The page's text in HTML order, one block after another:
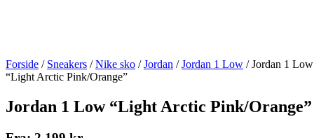
Forside / Sneakers /Nike sko /Jordan /Jordan 1 Low / Jordan 1 Low
“Light Arctic Pink/Orange”
Jordan 1 Low “Light Arctic Pink/Orange”